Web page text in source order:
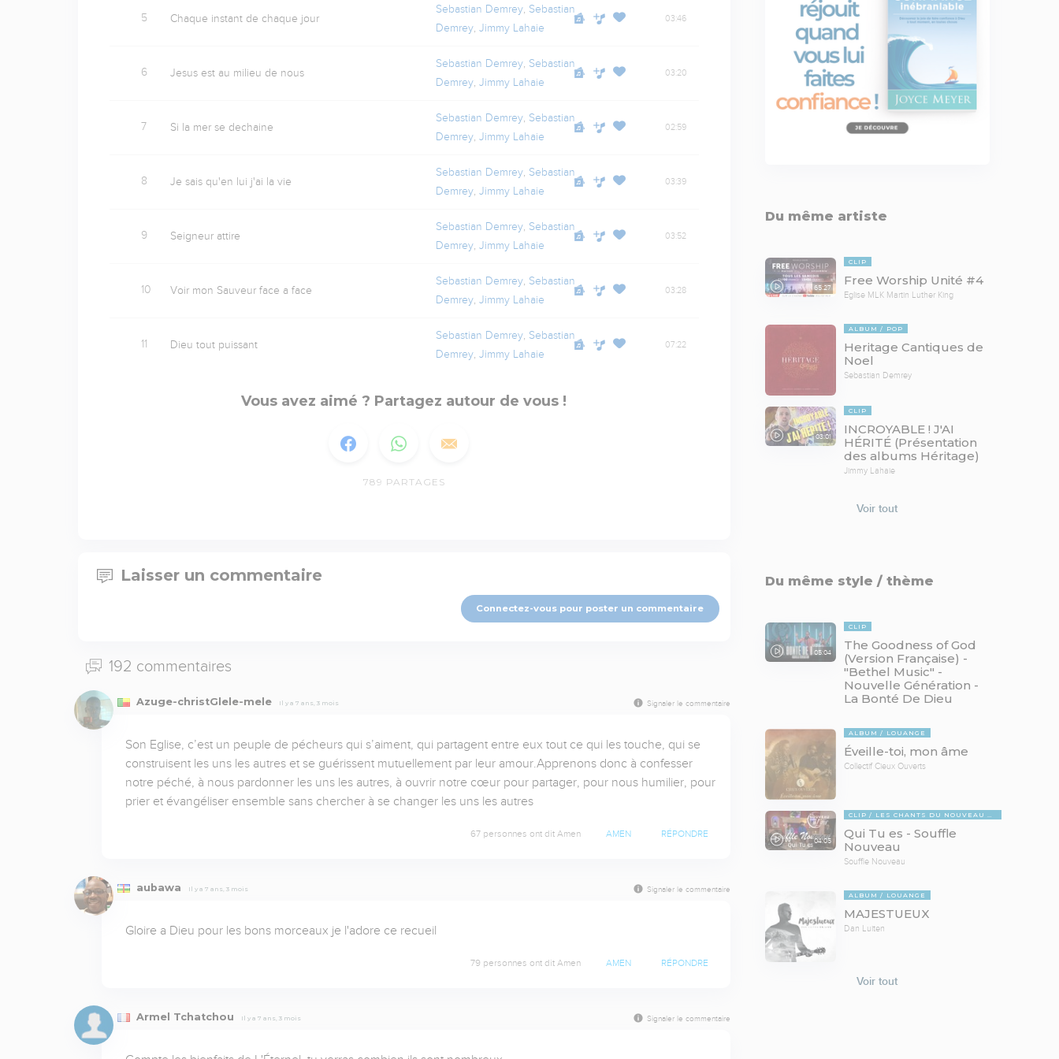
5 Chaque instant de chaque jour
Sebastian Demrey Sebastian
Demrey ,Jimmy Lahaie
03:46
6 Jesus est au milieu de nous
Sebastian Demrey Sebastian
Demrey ,Jimmy Lahaie
03:20
7 Si la mer se dechaine
Sebastian Demrey Sebastian
Demrey ,Jimmy Lahaie
02:59
8 Je sais qu'en lui j'ai la vie
Sebastian Demrey Sebastian
Demrey ,Jimmy Lahaie
03:39
9 Seigneur attire
Sebastian Demrey Sebastian
Demrey ,Jimmy Lahaie
03:52
10 Voir mon Sauveur face a face
Sebastian Demrey Sebastian
Demrey ,Jimmy Lahaie
03:28
11 Dieu tout puissant
Sebastian Demrey Sebastian
Demrey ,Jimmy Lahaie
07:22
Vous avez aimé ? Partagez autour de vous !
789 PARTAGES
Laisser un commentaire
Connectez-vous pour poster un commentaire
192 commentaires
Azuge-christGlele-mele Il y a 7 ans, 3 mois Signaler le commentaire
Son Eglise, c’est un peuple de pécheurs qui s’aiment, qui partagent entre eux tout ce qui les touche, qui se
construisent les uns les autres et se guérissent mutuellement par leur amour.Apprenons donc à confesser
notre péché, à nous pardonner les uns les autres, à ouvrir notre cœur pour partager, pour nous humilier, pour
prier et évangéliser ensemble sans chercher à se changer les uns les autres
67 personnes ont dit Amen AMEN RÉPONDRE
aubawa Il y a 7 ans, 3 mois Signaler le commentaire
Gloire a Dieu pour les bons morceaux je l'adore ce recueil
79 personnes ont dit Amen AMEN RÉPONDRE
Armel Tchatchou Il y a 7 ans, 3 mois Signaler le commentaire
Du même artiste
65:27
CLIP
Free Worship Unité #4
Eglise MLK Martin Luther King
ALBUM POP
Heritage Cantiques de
Noel
Sebastian Demrey
03:01
CLIP
INCROYABLE ! J'AI
HÉRITÉ (Présentation
des albums Héritage)
Jimmy Lahaie
Voir tout
Du même style / thème
05:04
CLIP
The Goodness of God
(Version Française) -
"Bethel Music" -
Nouvelle Génération -
La Bonté De Dieu
ALBUM LOUANGE
Éveille-toi, mon âme
Collectif Cieux Ouverts
04:05
CLIP LES CHANTS DU NOUVEAU DANS L'AIR
Qui Tu es - Souffle
Nouveau
Souffle Nouveau
ALBUM LOUANGE
MAJESTUEUX
Dan Luiten
Voir tout